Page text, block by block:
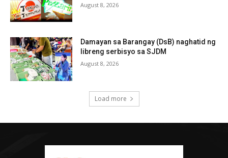
August 8, 2026
Damayan sa Barangay (DsB) naghatid ng
libreng serbisyo sa SJDM
August 8, 2026
Load more